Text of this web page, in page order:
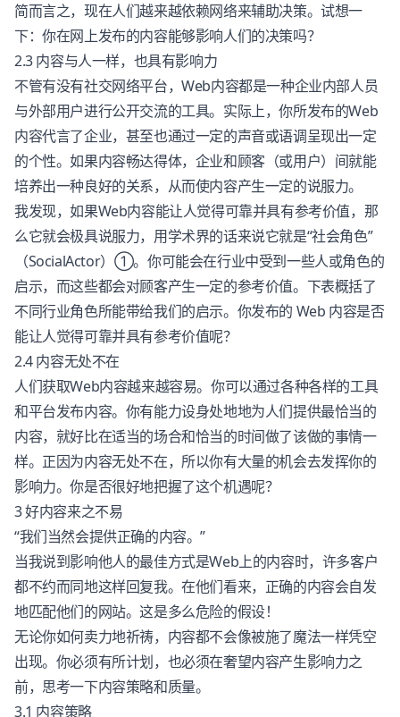
简而言之，现在人们越来越依赖网络来辅助决策。试想一
下：你在网上发布的内容能够影响人们的决策吗？
2.3 内容与人一样，也具有影响力
不管有没有社交网络平台，Web内容都是一种企业内部人员
与外部用户进行公开交流的工具。实际上，你所发布的Web
内容代言了企业，甚至也通过一定的声音或语调呈现出一定
的个性。如果内容畅达得体，企业和顾客（或用户）间就能
培养出一种良好的关系，从而使内容产生一定的说服力。
我发现，如果Web内容能让人觉得可靠并具有参考价值，那
么它就会极具说服力，用学术界的话来说它就是“社会角色”
（SocialActor）①。你可能会在行业中受到一些人或角色的
启示，而这些都会对顾客产生一定的参考价值。下表概括了
不同行业角色所能带给我们的启示。你发布的 Web 内容是否
能让人觉得可靠并具有参考价值呢？
2.4 内容无处不在
人们获取Web内容越来越容易。你可以通过各种各样的工具
和平台发布内容。你有能力设身处地地为人们提供最恰当的
内容，就好比在适当的场合和恰当的时间做了该做的事情一
样。正因为内容无处不在，所以你有大量的机会去发挥你的
影响力。你是否很好地把握了这个机遇呢？
3 好内容来之不易
“我们当然会提供正确的内容。”
当我说到影响他人的最佳方式是Web上的内容时，许多客户
都不约而同地这样回复我。在他们看来，正确的内容会自发
地匹配他们的网站。这是多么危险的假设！
无论你如何卖力地祈祷，内容都不会像被施了魔法一样凭空
出现。你必须有所计划，也必须在奢望内容产生影响力之
前，思考一下内容策略和质量。
3.1 内容策略